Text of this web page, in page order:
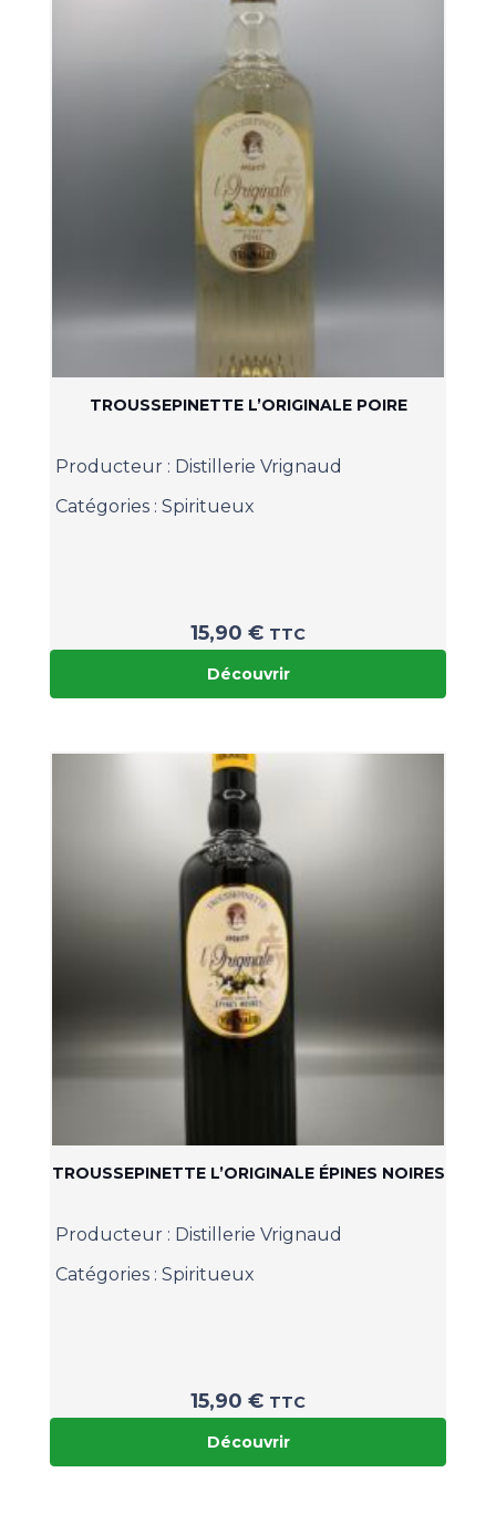
TROUSSEPINETTE L’ORIGINALE POIRE
Producteur : Distillerie Vrignaud
Catégories : Spiritueux
15,90 € TTC
Découvrir
TROUSSEPINETTE L’ORIGINALE ÉPINES NOIRES
Producteur : Distillerie Vrignaud
Catégories : Spiritueux
15,90 € TTC
Découvrir